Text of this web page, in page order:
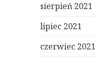
sierpień 2021
lipiec 2021
czerwiec 2021